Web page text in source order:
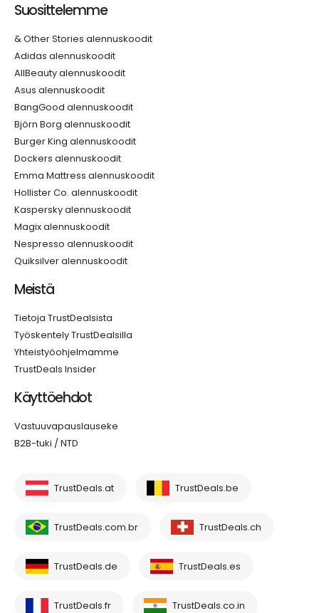
Suosittelemme
& Other Stories alennuskoodit
Adidas alennuskoodit
AllBeauty alennuskoodit
Asus alennuskoodit
BangGood alennuskoodit
Björn Borg alennuskoodit
Burger King alennuskoodit
Dockers alennuskoodit
Emma Mattress alennuskoodit
Hollister Co. alennuskoodit
Kaspersky alennuskoodit
Magix alennuskoodit
Nespresso alennuskoodit
Quiksilver alennuskoodit
Meistä
Tietoja TrustDealsista
Työskentely TrustDealsilla
Yhteistyöohjelmamme
TrustDeals Insider
Käyttöehdot
Vastuuvapauslauseke
B2B-tuki / NTD
TrustDeals.at TrustDeals.be
TrustDeals.com.br TrustDeals.ch
TrustDeals.de TrustDeals.es
TrustDeals.fr TrustDeals.co.in